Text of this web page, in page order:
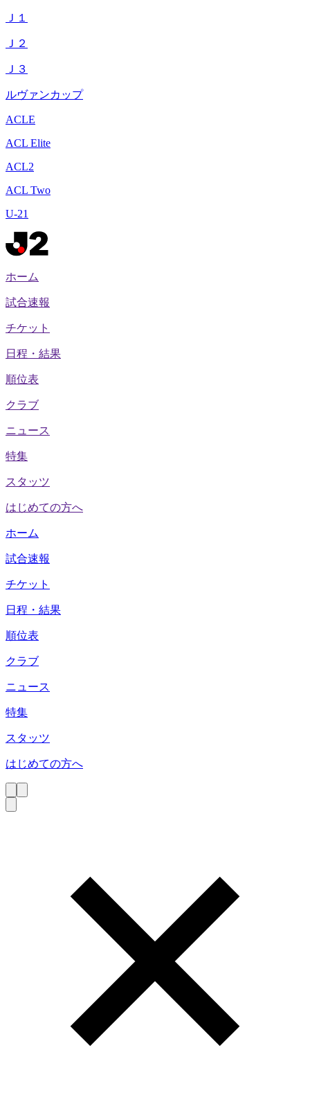
Ｊ１
Ｊ２
Ｊ３
ルヴァンカップ
ACLE
ACL Elite
ACL2
ACL Two
U-21
ホーム
試合速報
チケット
日程・結果
順位表
クラブ
ニュース
特集
スタッツ
はじめての方へ
ホーム
試合速報
チケット
日程・結果
順位表
クラブ
ニュース
特集
スタッツ
はじめての方へ